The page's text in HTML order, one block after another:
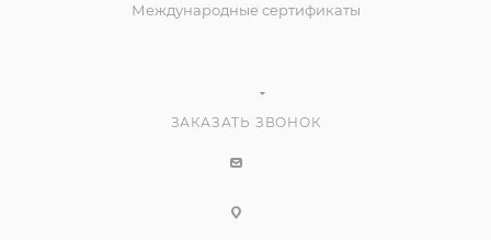
Международные сертификаты
ЗАКАЗАТЬ ЗВОНОК